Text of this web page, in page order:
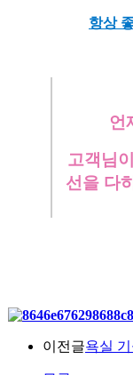
항상
언
고객님
선을 다
이전글욕실